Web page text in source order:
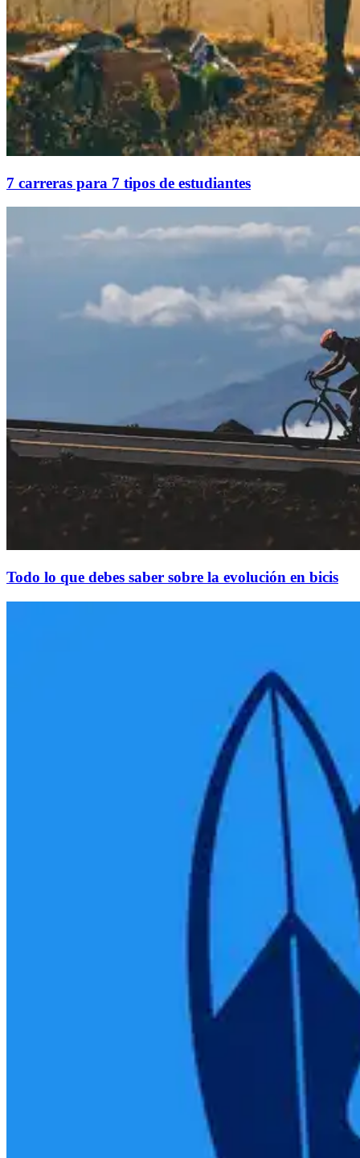
7 carreras para 7 tipos de estudiantes
Todo lo que debes saber sobre la evolución en bicis